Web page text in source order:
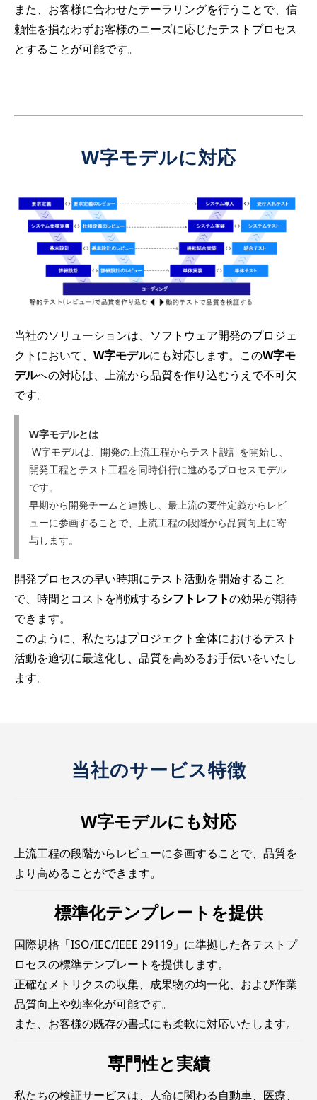
また、お客様に合わせたテーラリングを行うことで、信
頼性を損なわずお客様のニーズに応じたテストプロセス
とすることが可能です。
W字モデルに対応
当社のソリューションは、ソフトウェア開発のプロジェ
クトにおいて、 W字モデルにも対応します。このW字モ
デルへの対応は、上流から品質を作り込むうえで不可欠
です。
W字モデルとは
W字モデルは、開発の上流工程からテスト設計を開始し、
開発工程とテスト工程を同時併行に進めるプロセスモデル
です。
早期から開発チームと連携し、最上流の要件定義からレビ
ューに参画することで、上流工程の段階から品質向上に寄
与します。
開発プロセスの早い時期にテスト活動を開始すること
で、時間とコストを削減するシフトレフトの効果が期待
できます。
このように、私たちはプロジェクト全体におけるテスト
活動を適切に最適化し、品質を高めるお手伝いをいたし
ます。
当社のサービス特徴
W字モデルにも対応
上流工程の段階からレビューに参画することで、品質を
より高めることができます。
標準化テンプレートを提供
国際規格「ISO/IEC/IEEE 29119」に準拠した各テストプ
ロセスの標準テンプレートを提供します。
正確なメトリクスの収集、成果物の均一化、および作業
品質向上や効率化が可能です。
また、お客様の既存の書式にも柔軟に対応いたします。
専門性と実績
私たちの検証サービスは、人命に関わる自動車、医療、